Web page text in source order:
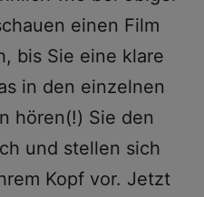
einen Film
bis Sie eine klare
in den einzelnen
hören(!) Sie den
und stellen sich
Kopf vor. Jetzt